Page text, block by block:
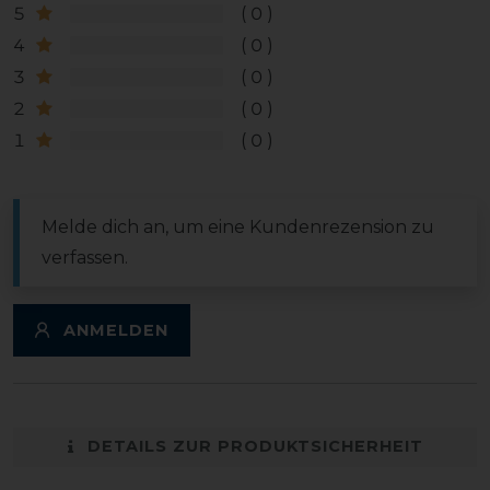
5
0
4
0
3
0
2
0
1
0
Melde dich an, um eine Kundenrezension zu
verfassen.
ANMELDEN
DETAILS ZUR PRODUKTSICHERHEIT